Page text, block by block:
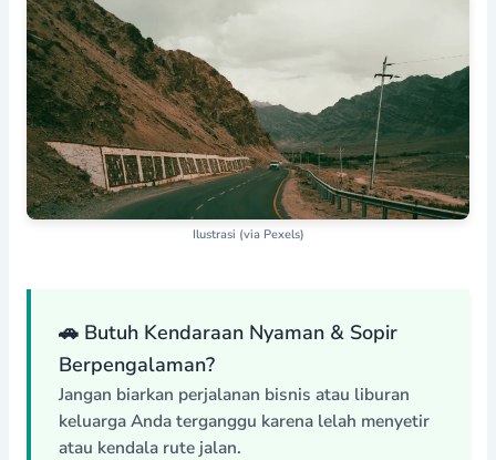
Ilustrasi (via Pexels)
🚗 Butuh Kendaraan Nyaman & Sopir
Berpengalaman?
Jangan biarkan perjalanan bisnis atau liburan
keluarga Anda terganggu karena lelah menyetir
atau kendala rute jalan.